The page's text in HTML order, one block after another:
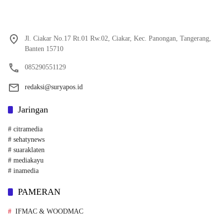
Jl. Ciakar No.17 Rt.01 Rw.02, Ciakar, Kec. Panongan, Tangerang,
Banten 15710
085290551129
redaksi@suryapos.id
Jaringan
# citramedia
# sehatynews
# suaraklaten
# mediakayu
# inamedia
PAMERAN
IFMAC & WOODMAC